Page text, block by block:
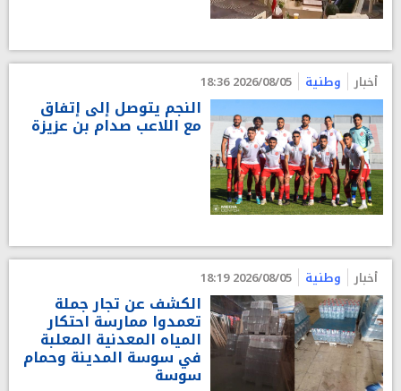
أخبار وطنية 2026/08/05 18:36
النجم يتوصل إلى إتفاق
مع اللاعب صدام بن عزيزة
أخبار وطنية 2026/08/05 18:19
الكشف عن تجار جملة
تعمدوا ممارسة احتكار
المياه المعدنية المعلبة
في سوسة المدينة وحمام
سوسة